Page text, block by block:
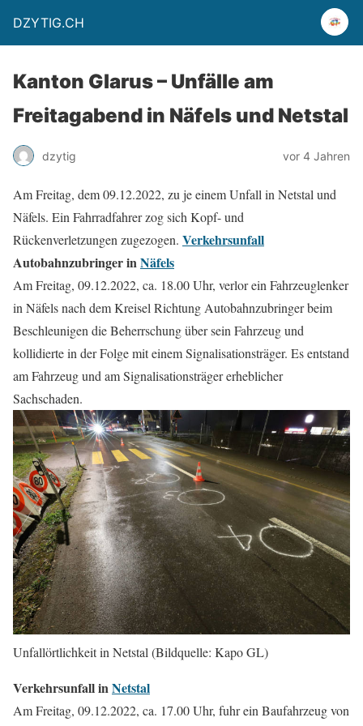
DZYTIG.CH
Kanton Glarus – Unfälle am
Freitagabend in Näfels und Netstal
dzytig vor 4 Jahren
Am Freitag, dem 09.12.2022, zu je einem Unfall in Netstal und
Näfels. Ein Fahrradfahrer zog sich Kopf- und
Rückenverletzungen zugezogen. Verkehrsunfall
Autobahnzubringer inNäfels
Am Freitag, 09.12.2022, ca. 18.00 Uhr, verlor ein Fahrzeuglenker
in Näfels nach dem Kreisel Richtung Autobahnzubringer beim
Beschleunigen die Beherrschung über sein Fahrzeug und
kollidierte in der Folge mit einem Signalisationsträger. Es entstand
am Fahrzeug und am Signalisationsträger erheblicher
Sachschaden.
Unfallörtlichkeit in Netstal (Bildquelle: Kapo GL)
Verkehrsunfall inNetstal
Am Freitag, 09.12.2022, ca. 17.00 Uhr, fuhr ein Baufahrzeug von